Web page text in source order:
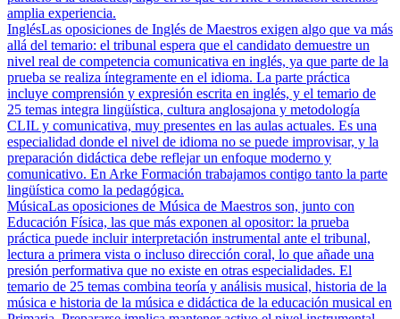
amplia experiencia.
InglésLas oposiciones de Inglés de Maestros exigen algo que va más
allá del temario: el tribunal espera que el candidato demuestre un
nivel real de competencia comunicativa en inglés, ya que parte de la
prueba se realiza íntegramente en el idioma. La parte práctica
incluye comprensión y expresión escrita en inglés, y el temario de
25 temas integra lingüística, cultura anglosajona y metodología
CLIL y comunicativa, muy presentes en las aulas actuales. Es una
especialidad donde el nivel de idioma no se puede improvisar, y la
preparación didáctica debe reflejar un enfoque moderno y
comunicativo. En Arke Formación trabajamos contigo tanto la parte
lingüística como la pedagógica.
MúsicaLas oposiciones de Música de Maestros son, junto con
Educación Física, las que más exponen al opositor: la prueba
práctica puede incluir interpretación instrumental ante el tribunal,
lectura a primera vista o incluso dirección coral, lo que añade una
presión performativa que no existe en otras especialidades. El
temario de 25 temas combina teoría y análisis musical, historia de la
música e historia de la música e didáctica de la educación musical en